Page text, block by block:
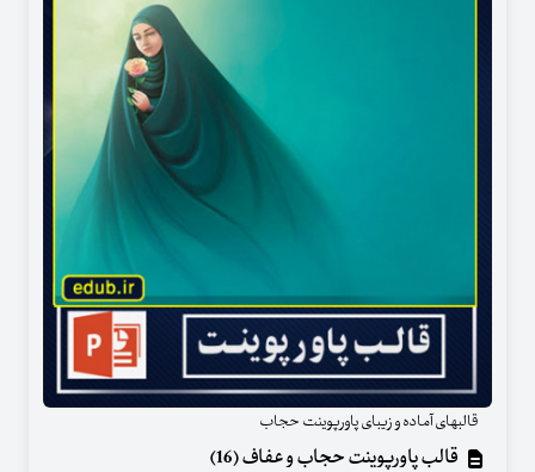
قالبهای آماده و زیبای پاورپوینت حجاب
قالب پاورپوینت حجاب و عفاف (16)